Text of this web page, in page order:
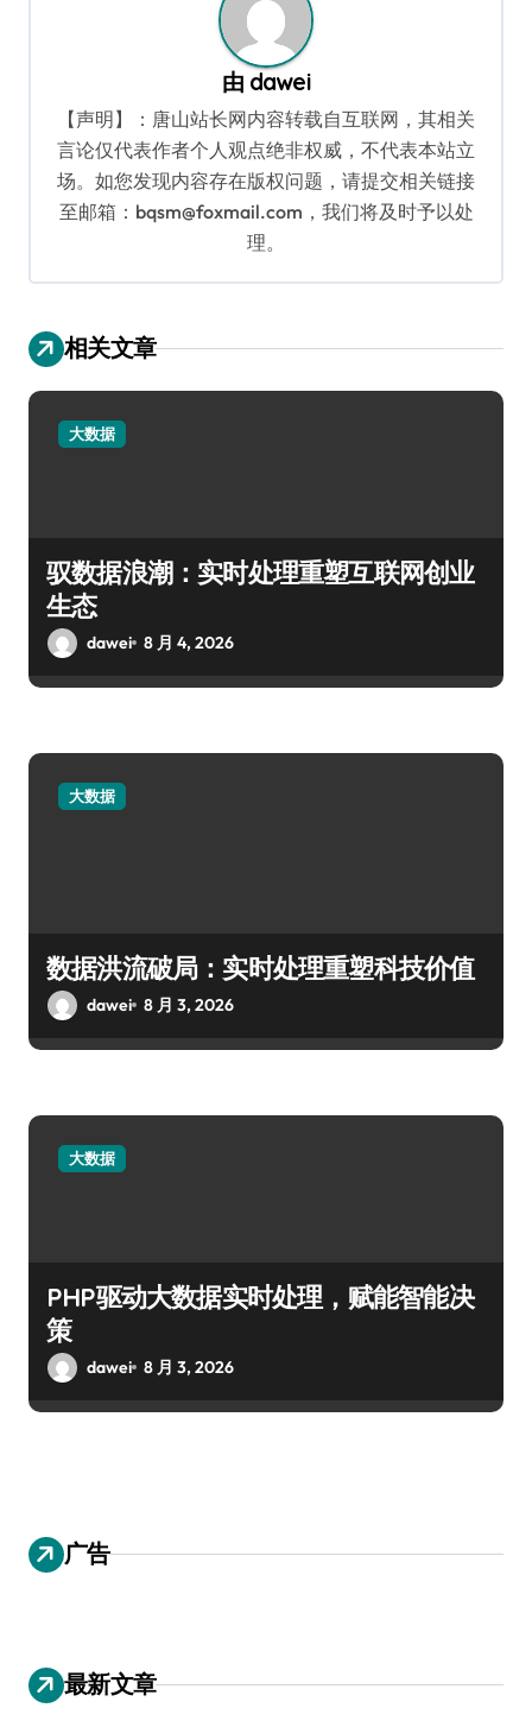
由 dawei
【声明】：唐山站长网内容转载自互联网，其相关
言论仅代表作者个人观点绝非权威，不代表本站立
场。如您发现内容存在版权问题，请提交相关链接
至邮箱：bqsm@foxmail.com，我们将及时予以处
理。
相关文章
大数据
驭数据浪潮：实时处理重塑互联网创业
生态
dawei 8 月 4, 2026
大数据
数据洪流破局：实时处理重塑科技价值
dawei 8 月 3, 2026
大数据
PHP驱动大数据实时处理，赋能智能决
策
dawei 8 月 3, 2026
广告
最新文章